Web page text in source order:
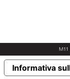
M11
Informativa